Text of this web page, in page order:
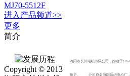
MJ70-5512F
进入 产品频道>>
更多
简介
海阳市长川电机有限公司，始建于
历史。 公司原名海阳纺织电机厂
Copyright © 2013